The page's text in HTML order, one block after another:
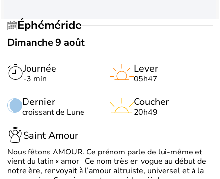
Éphéméride
Dimanche 9 août
Journée
-3 min
Dernier
croissant de Lune
Lever
05h47
Coucher
20h49
Saint Amour
Nous fêtons AMOUR. Ce prénom parle de lui-même et
vient du latin « amor . Ce nom très en vogue au début de
notre ère, renvoyait à l’amour altruiste, universel et à la